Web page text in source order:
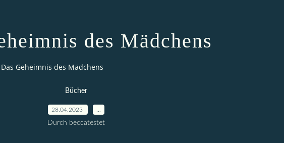
des Mädchens
Das Geheimnis des Mädchens
Bücher
28.04.2023
Durch beccatestet